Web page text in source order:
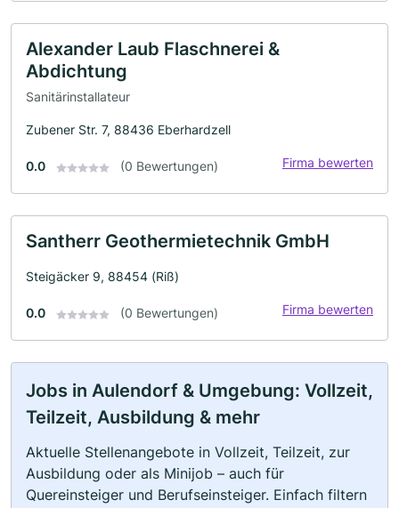
Alexander Laub Flaschnerei &
Abdichtung
Sanitärinstallateur
Zubener Str. 7, 88436 Eberhardzell
0.0 (0 Bewertungen) Firma bewerten
Santherr Geothermietechnik GmbH
Steigäcker 9, 88454 (Riß)
0.0 (0 Bewertungen) Firma bewerten
Jobs in Aulendorf & Umgebung: Vollzeit,
Teilzeit, Ausbildung & mehr
Aktuelle Stellenangebote in Vollzeit, Teilzeit, zur
Ausbildung oder als Minijob – auch für
Quereinsteiger und Berufseinsteiger. Einfach filtern